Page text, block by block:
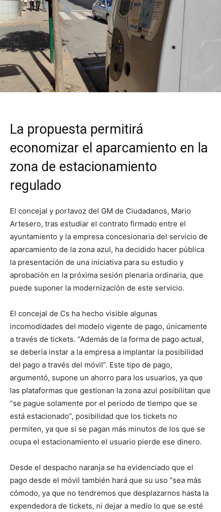
La propuesta permitirá
economizar el aparcamiento en la
zona de estacionamiento
regulado
El concejal y portavoz del GM de Ciudadanos, Mario
Artesero, tras estudiar el contrato firmado entre el
ayuntamiento y la empresa concesionaria del servicio de
aparcamiento de la zona azul, ha decidido hacer pública
la presentación de una iniciativa para su estudio y
aprobación en la próxima sesión plenaria ordinaria, que
puede suponer la modernización de este servicio.
El concejal de Cs ha hecho visible algunas
incomodidades del modelo vigente de pago, únicamente
a través de tickets. “Además de la forma de pago actual,
se debería instar a la empresa a implantar la posibilidad
del pago a través del móvil”. Este tipo de pago,
argumentó, supone un ahorro para los usuarios, ya que
las plataformas que gestionan la zona azul posibilitan que
“se pague solamente por el periodo de tiempo que se
está estacionado”, posibilidad que los tickets no
permiten, ya que si se pagan más minutos de los que se
ocupa el estacionamiento el usuario pierde ese dinero.
Desde el despacho naranja se ha evidenciado que el
pago desde el móvil también hará que su uso “sea más
cómodo, ya que no tendremos que desplazarnos hasta la
expendedora de tickets, ni dejar a medio lo que se esté